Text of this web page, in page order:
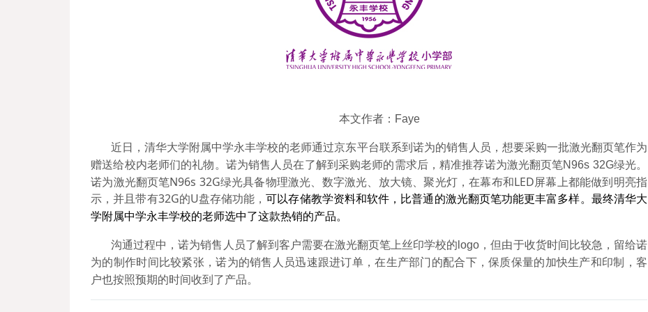
本文作者：Faye
近日，清华大学附属中学永丰学校的老师通过京东平台联系到诺为的销售人员，想要采购一批激光翻页笔作为
赠送给校内老师们的礼物。诺为销售人员在了解到采购老师的需求后，精准推荐诺为激光翻页笔N96s 32G绿光。
诺为激光翻页笔N96s 32G绿光具备物理激光、数字激光、放大镜、聚光灯，在幕布和LED屏幕上都能做到明亮指
示，并且带有32G的U盘存储功能，可以存储教学资料和软件，比普通的激光翻页笔功能更丰富多样。最终清华大
学附属中学永丰学校的老师选中了这款热销的产品。
沟通过程中，诺为销售人员了解到客户需要在激光翻页笔上丝印学校的logo，但由于收货时间比较急，留给诺
为的制作时间比较紧张，诺为的销售人员迅速跟进订单，在生产部门的配合下，保质保量的加快生产和印制，客
户也按照预期的时间收到了产品。